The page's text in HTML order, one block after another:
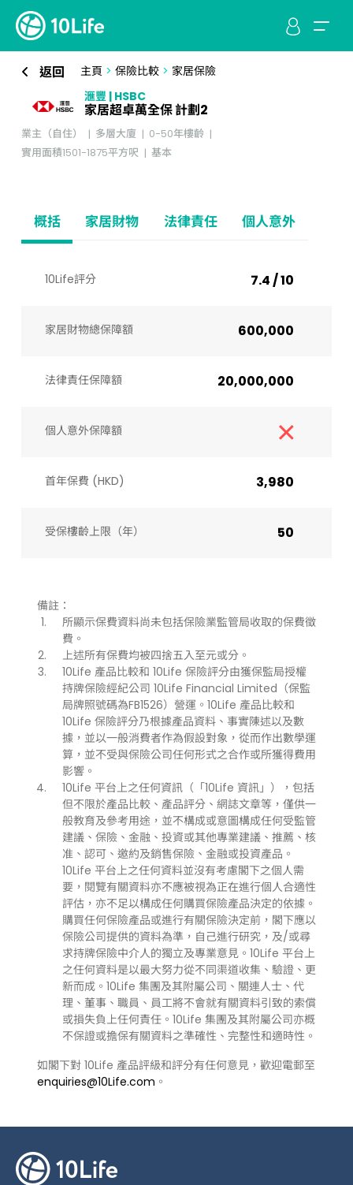
返回 主頁 > 保險比較> 家居保險
滙豐 | HSBC
家居超卓萬全保 計劃2
業主（自住） 多層大廈
0-50年樓齡
實用面積1501-1875平方呎
基本
概括 家居財物 法律責任 個人意外
10Life評分 7.4 / 10
家居財物總保障額 600,000
法律責任保障額 20,000,000
個人意外保障額
首年保費 (HKD) 3,980
受保樓齡上限（年）​ 50
備註：
所顯示保費資料尚未包括保險業監管局收取的保費徵
費。
上述所有保費均被四捨五入至元或分。
10Life 產品比較和 10Life 保險評分由獲保監局授權
持牌保險經紀公司 10Life Financial Limited（保監
局牌照號碼為FB1526）營運。10Life 產品比較和
10Life 保險評分乃根據產品資料、事實陳述以及數
據，並以一般消費者作為假設對象，從而作出數學運
算，並不受與保險公司任何形式之合作或所獲得費用
影響。
10Life 平台上之任何資訊（「10Life 資訊」），包括
但不限於產品比較、產品評分、網誌文章等，僅供一
般教育及參考用途，並不構成或意圖構成任何受監管
建議、保險、金融、投資或其他專業建議、推薦、核
准、認可、邀約及銷售保險、金融或投資產品。
10Life 平台上之任何資料並沒有考慮閣下之個人需
要，閱覽有關資料亦不應被視為正在進行個人合適性
評估，亦不足以構成任何購買保險產品決定的依據。
購買任何保險產品或進行有關保險決定前，閣下應以
保險公司提供的資料為準，自己進行研究，及/或尋
求持牌保險中介人的獨立及專業意見。10Life 平台上
之任何資料是以最大努力從不同渠道收集、驗證、更
新而成。10Life 集團及其附屬公司、關連人士、代
理、董事、職員、員工將不會就有關資料引致的索償
或損失負上任何責任。10Life 集團及其附屬公司亦概
不保證或擔保有關資料之準確性、完整性和適時性。
如閣下對 10Life 產品評級和評分有任何意見，歡迎電郵至
enquiries@10Life.com 。